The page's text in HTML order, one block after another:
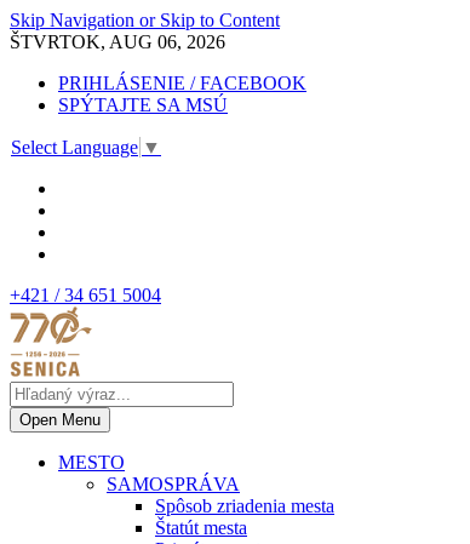
Skip Navigation or Skip to Content
ŠTVRTOK, AUG 06, 2026
PRIHLÁSENIE / FACEBOOK
SPÝTAJTE SA MSÚ
Select Language ▼
+421 / 34 651 5004
Open Menu
MESTO
SAMOSPRÁVA
Spôsob zriadenia mesta
Štatút mesta